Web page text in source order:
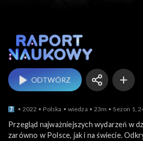
ODTWÓRZ
2022 Polska wiedza 23m Sezon 1,
Przegląd najważniejszych wydarzeń w
zarówno w Polsce, jak i na świecie.